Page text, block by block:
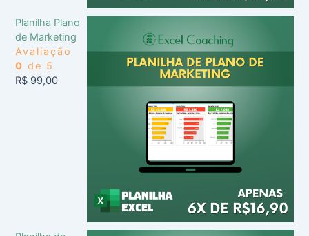
Planilha Plano
de Marketing
Avaliação
0 de 5
R$ 99,00